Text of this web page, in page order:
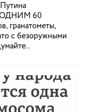
ОДНИМ 60
гранатометы,
с безоружными